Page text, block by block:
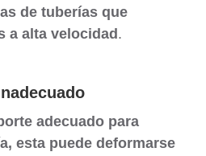
de tuberías que
a alta velocidad .
adecuado para
esta puede deformarse